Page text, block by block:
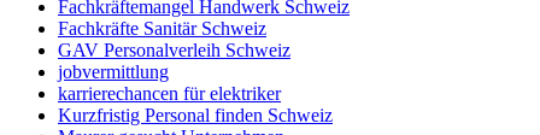
Fachkräftemangel Handwerk Schweiz
Fachkräfte Sanitär Schweiz
GAV Personalverleih Schweiz
jobvermittlung
karrierechancen für elektriker
Kurzfristig Personal finden Schweiz